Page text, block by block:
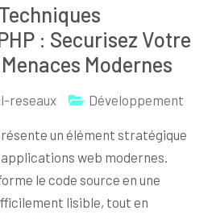
: Securisez Votre
Modernes
reseaux Développement
un élément stratégique
web modernes.
le code source en une
lisible, tout en